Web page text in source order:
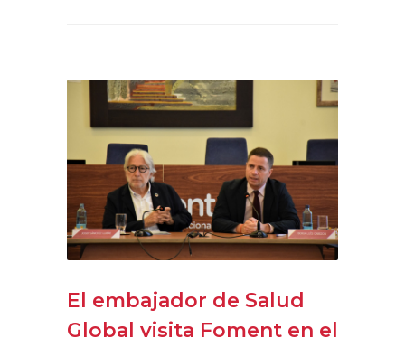
El embajador de Salud
Global visita Foment en el